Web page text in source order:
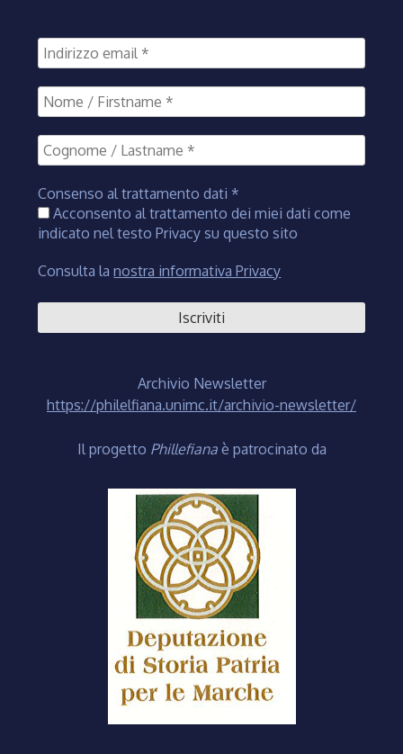
Consenso al trattamento dati *
Acconsento al trattamento dei miei dati come
indicato nel testo Privacy su questo sito
Consulta lanostra informativa Privacy
Archivio Newsletter
https://philelfiana.unimc.it/archivio-newsletter/
Il progetto Phillefiana è patrocinato da